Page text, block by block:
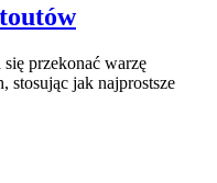
się przekonać warzę
stosując jak najprostsze